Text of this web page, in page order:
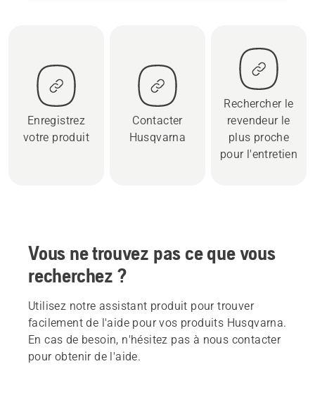
Enregistrez
votre produit
Contacter
Husqvarna
Rechercher le
revendeur le
plus proche
pour l'entretien
Vous ne trouvez pas ce que vous
recherchez ?
Utilisez notre assistant produit pour trouver
facilement de l'aide pour vos produits Husqvarna.
En cas de besoin, n'hésitez pas à nous contacter
pour obtenir de l'aide.